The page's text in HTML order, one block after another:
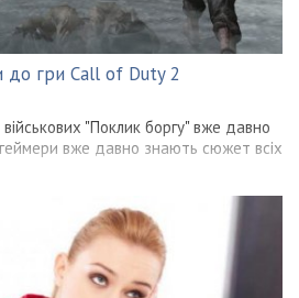
до гри Call of Duty 2
військових "Поклик боргу" вже давно
вже давно знають сюжет всіх